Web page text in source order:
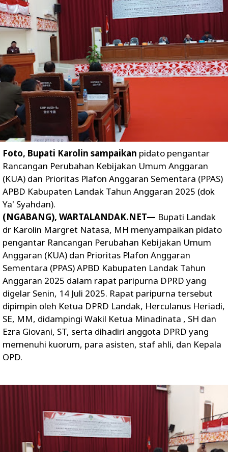
Foto, Bupati Karolin sampaikan pidato pengantar
Rancangan Perubahan Kebijakan Umum Anggaran
(KUA) dan Prioritas Plafon Anggaran Sementara (PPAS)
APBD Kabupaten Landak Tahun Anggaran 2025 (dok
Ya' Syahdan).
(NGABANG), WARTALANDAK.NET— Bupati Landak
dr Karolin Margret Natasa, MH menyampaikan pidato
pengantar Rancangan Perubahan Kebijakan Umum
Anggaran (KUA) dan Prioritas Plafon Anggaran
Sementara (PPAS) APBD Kabupaten Landak Tahun
Anggaran 2025 dalam rapat paripurna DPRD yang
digelar Senin, 14 Juli 2025. Rapat paripurna tersebut
dipimpin oleh Ketua DPRD Landak, Herculanus Heriadi,
SE, MM, didampingi Wakil Ketua Minadinata , SH dan
Ezra Giovani, ST, serta dihadiri anggota DPRD yang
memenuhi kuorum, para asisten, staf ahli, dan Kepala
OPD.